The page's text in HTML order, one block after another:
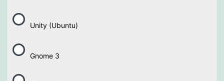
Unity (Ubuntu)
Gnome 3